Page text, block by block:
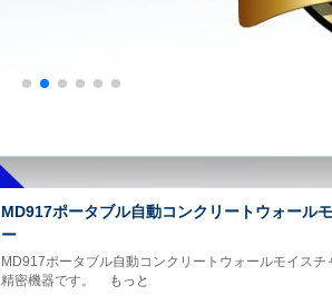
MD917ポータブル自動コンクリートウォール
ー
MD917ポータブル自動コンクリートウォールモイス
精密機器です。
もっと